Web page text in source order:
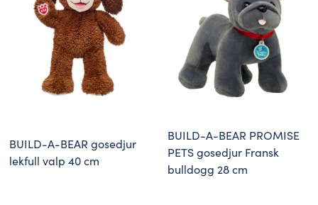
BUILD-A-BEAR gosedjur
lekfull valp 40 cm
BUILD-A-BEAR PROMISE
PETS gosedjur Fransk
bulldogg 28 cm